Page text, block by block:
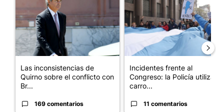
Las inconsistencias de
Quirno sobre el conflicto con
Br...
169 comentarios
Incidentes frente al
Congreso: la Policía utiliza
carro...
11 comentarios